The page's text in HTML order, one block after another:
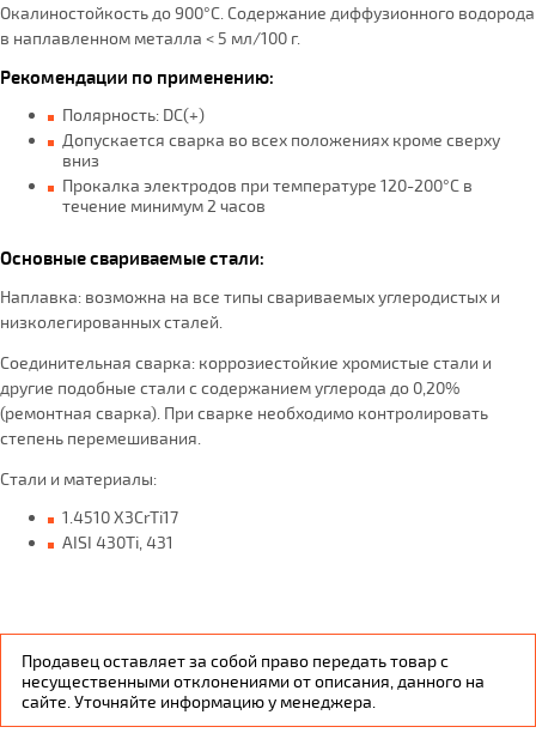
Окалиностойкость до 900°С. Содержание диффузионного водорода
в наплавленном металла < 5 мл/100 г.
Рекомендации по применению:
Полярность: DC(+)
Допускается сварка во всех положениях кроме сверху
вниз
Прокалка электродов при температуре 120-200°С в
течение минимум 2 часов
Основные свариваемые стали:
Наплавка: возможна на все типы свариваемых углеродистых и
низколегированных сталей.
Соединительная сварка: коррозиестойкие хромистые стали и
другие подобные стали с содержанием углерода до 0,20%
(ремонтная сварка). При сварке необходимо контролировать
степень перемешивания.
Стали и материалы:
1.4510 X3CrTi17
AISI 430Ti, 431
Продавец оставляет за собой право передать товар с
несущественными отклонениями от описания, данного на
сайте. Уточняйте информацию у менеджера.